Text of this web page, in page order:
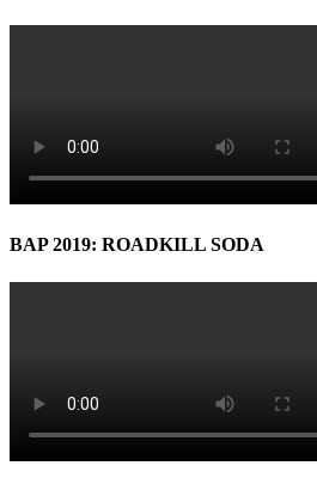
BAP 2019: ROADKILL SODA